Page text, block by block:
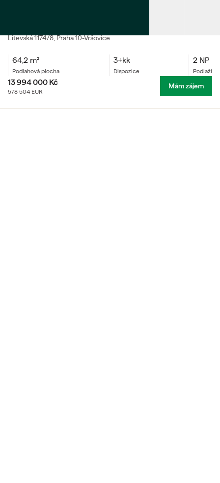
Litevská1174/8, Praha 10-Vršovice
64,2 m²
podlahová plocha
3+kk
dispozice
2 NP
podlaží
13 994 000 Kč
578 504 EUR
Mám zájem